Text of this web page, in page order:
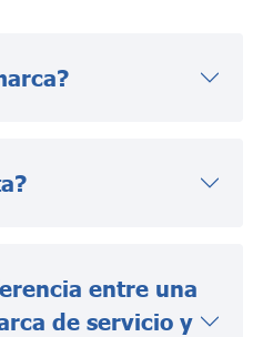
entre una
de servicio y